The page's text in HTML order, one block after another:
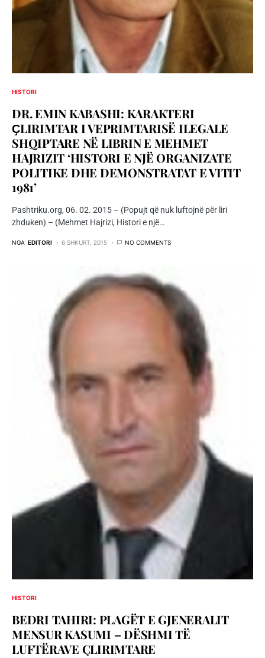
HISTORI
DR. EMIN KABASHI: KARAKTERI
ҪLIRIMTAR I VEPRIMTARISË ILEGALE
SHQIPTARE NË LIBRIN E MEHMET
HAJRIZIT ‘HISTORI E NJË ORGANIZATE
POLITIKE DHE DEMONSTRATAT E VITIT
1981’
Pashtriku.org, 06. 02. 2015 – (Popujt që nuk luftojnë për liri
zhduken) – (Mehmet Hajrizi, Histori e një…
NGA EDITORI 6 SHKURT, 2015 NO COMMENTS
HISTORI
BEDRI TAHIRI: PLAGËT E GJENERALIT
MENSUR KASUMI – DËSHMI TË
LUFTËRAVE ÇLIRIMTARE